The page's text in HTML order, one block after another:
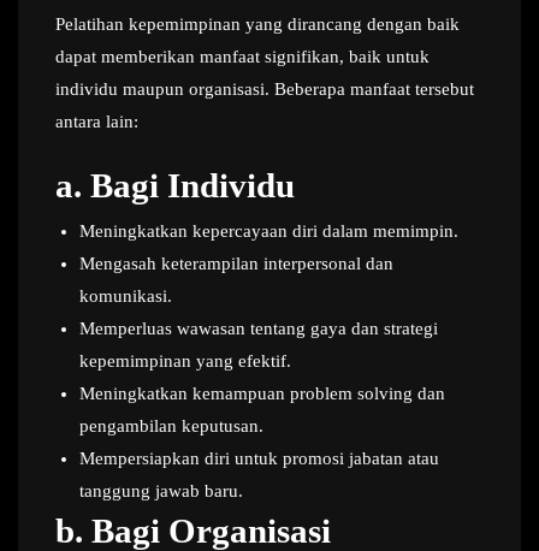
Pelatihan kepemimpinan yang dirancang dengan baik
dapat memberikan manfaat signifikan, baik untuk
individu maupun organisasi. Beberapa manfaat tersebut
antara lain:
a. Bagi Individu
Meningkatkan kepercayaan diri dalam memimpin.
Mengasah keterampilan interpersonal dan
komunikasi.
Memperluas wawasan tentang gaya dan strategi
kepemimpinan yang efektif.
Meningkatkan kemampuan problem solving dan
pengambilan keputusan.
Mempersiapkan diri untuk promosi jabatan atau
tanggung jawab baru.
b. Bagi Organisasi